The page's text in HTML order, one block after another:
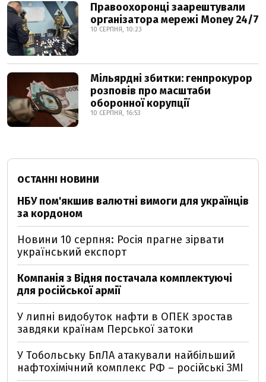
Правоохоронці заарештували
організатора мережі Money 24/7
10 СЕРПНЯ, 10:23
Мільярдні збитки: генпрокурор
розповів про масштаби
оборонної корупції
10 СЕРПНЯ, 16:53
ОСТАННІ НОВИНИ
НБУ пом'якшив валютні вимоги для українців
за кордоном
Новини 10 серпня: Росія прагне зірвати
український експорт
Компанія з Відня постачала комплектуючі
для російської армії
У липні видобуток нафти в ОПЕК зростав
завдяки країнам Перської затоки
У Тобольську БпЛА атакували найбільший
нафтохімічний комплекс РФ – російські ЗМІ